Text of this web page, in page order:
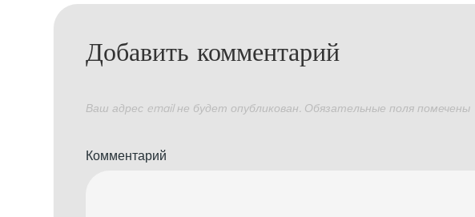
записям
Добавить комментарий
Ваш адрес email не будет опубликован. Обязательные поля помечены
Комментарий